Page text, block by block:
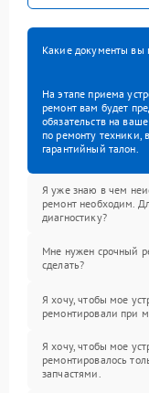
Какие документы вы
На этапе приема
ремонт вам будет
обязательств на
по ремонту техники,
гарантийный талон.
Я уже знаю в чем
ремонт необходим.
диагностику?
Мне нужен срочный
сделать?
Я хочу, чтобы мое
ремонтировали при
Я хочу, чтобы мое
ремонтировалось
запчастями.